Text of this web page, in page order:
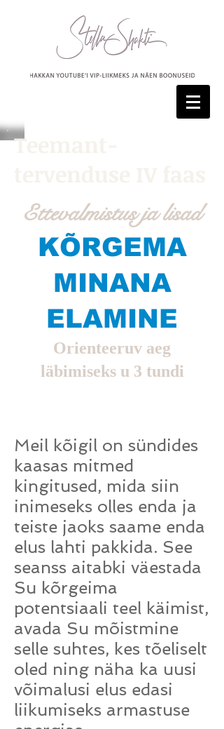
Teemant-
Ettevalmistus ja lisad
KÕRGEMA
MINANA
ELAMINE
Orienteeruv aeg
läbimiseks u 3 tundi
Meil kõigil on sündides
kaasas mitmed
kingitused, mida siin
inimeseks olles enda ja
teiste jaoks saame enda
elus lahti pakkida. See
seanss aitabki väestada
Su kõrgeima
potentsiaali teel käimist,
avada Su mõistmine
selle suhtes, kes tõeliselt
oled ning näha ka uusi
võimalusi elus edasi
liikumiseks armastuse